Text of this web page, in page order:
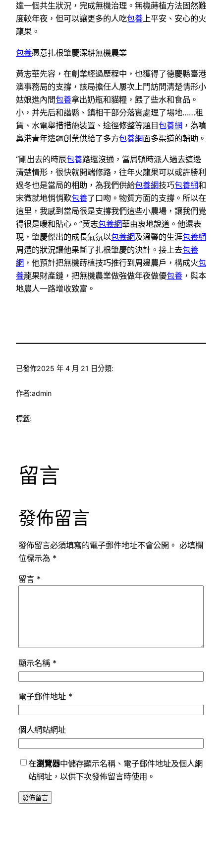
達一個共生狀況，完成無機治理。無機蒔植方法固然難
度較年夜，但可以讓更多的人吃包養上平安、安心的火
龍果。
包養愿意扎根肇慶深耕無機農業
黃志華先容，在創業經過歷程中，也獲得了德慶縣臺港
澳事務局的支撐，該局擔任人屢次上門訪問清楚情形小
姑娘進內間包養拿出奶瓶和貓糧，餵了些水和食品。
小，并先后和諧縣、鎮相干部分落實處理了場地……租
賃、水電舉措措施裝置、途徑修整等題目包養網 ，為噴
鼻港青年邊疆創業供給了多方包養網面多渠道的輔助。
“剛出去的時辰包養路還沒通，當局頓時派人過去這邊
清楚情形，很快就開端修路，往年火龍果可以或許勝利
過冬也是當局的相助，為我們供給包養網技巧包養網和
宋微就地悄悄歎包養了口吻。物質方面的支撐。所以在
這里，我感到當局很是支撐我們這些小農場，讓我們覺
得很是暖和貼心。”黃志包養網華由衷地說道。他還表
現，肇慶傑出的成長氣氛以包養網及溫馨的生涯包養網
周遭的狀況讓他果斷了扎根肇慶的決計。接上去包養
網 ，他預計把無機蒔植技巧推行到周邊農戶，構成火包
養龍果財產鏈，把無機農業做強做年夜做優包養 ，與本
地農人一路增收致富。
已發佈2025 年 4 月 21 日分類:
作者:admin
標籤:
留言
發佈留言
發佈留言必須填寫的電子郵件地址不會公開。 必填欄
位標示為 *
留言 *
顯示名稱 *
電子郵件地址 *
個人網站網址
在瀏覽器中儲存顯示名稱、電子郵件地址及個人網
站網址，以供下次發佈留言時使用。